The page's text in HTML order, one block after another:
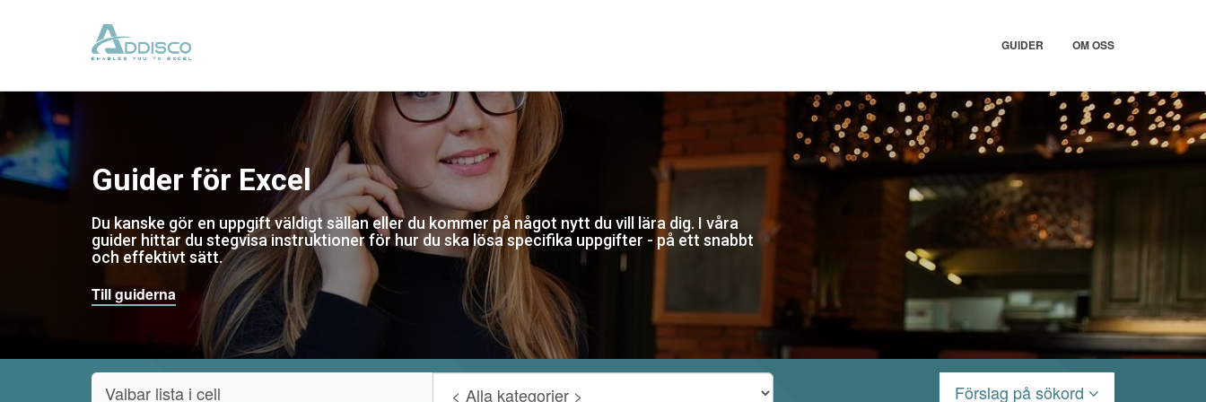
GUIDER OM OSS
Guider för Excel
Du kanske gör en uppgift väldigt sällan eller du kommer på något nytt du vill lära dig. I våra
guider hittar du stegvisa instruktioner för hur du ska lösa specifika uppgifter - på ett snabbt
och effektivt sätt.
Till guiderna
Förslag på sökord